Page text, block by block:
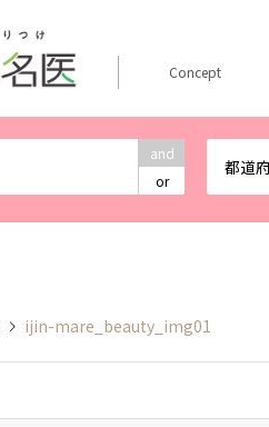
and
or
都道
Concept
ijin-mare_beauty_img01